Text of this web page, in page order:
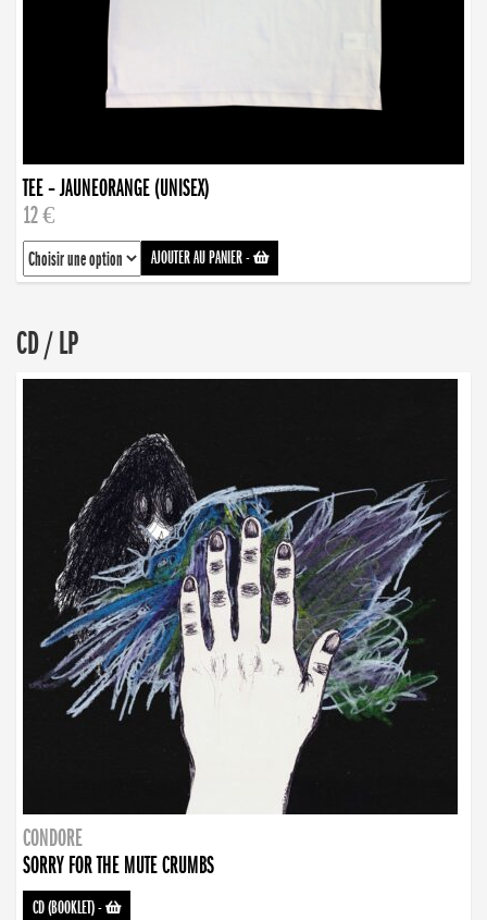
TEE – JAUNEORANGE (UNISEX)
12 €
AJOUTER AU PANIER-
CD / LP
CONDORE
SORRY FOR THE MUTE CRUMBS
CD (BOOKLET)-